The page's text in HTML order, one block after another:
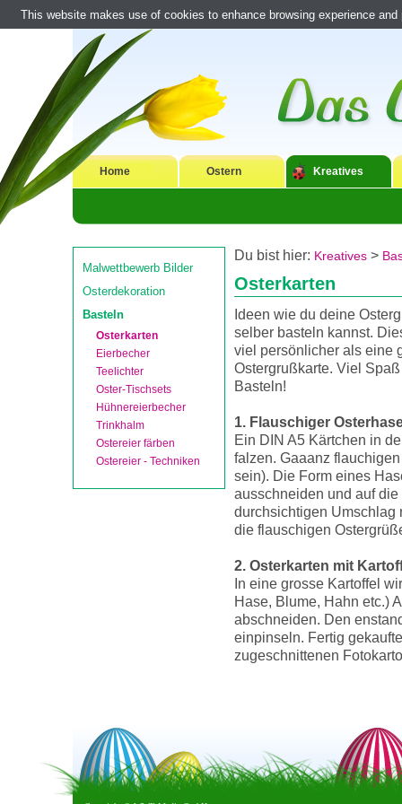
Home Ostern Kreatives
Malwettbewerb Bilder
Osterdekoration
Basteln
Osterkarten
Eierbecher
Teelichter
Oster-Tischsets
Hühnereierbecher
Trinkhalm
Ostereier färben
Ostereier - Techniken
Du bist hier: Kreatives >
Osterkarten
Ideen wie du deine
selber basteln kannst.
viel persönlicher als eine
Ostergrußkarte. Viel
Basteln!
1. Flauschiger
Ein DIN A5 Kärtchen in
falzen. Gaaanz
sein). Die Form eines
ausschneiden und auf
durchsichtigen Umschlag
die flauschigen
2. Osterkarten mit
In eine grosse Kartoffel
Hase, Blume, Hahn etc.)
abschneiden. Den
einpinseln. Fertig
zugeschnittenen
This website makes use of cookies to enhance browsing experience